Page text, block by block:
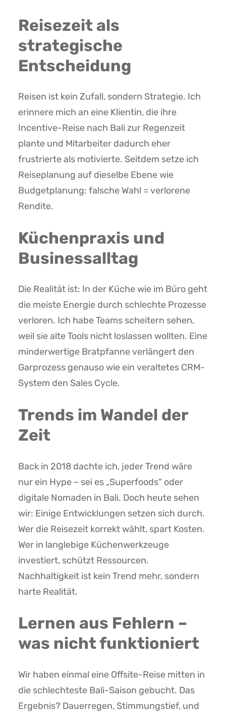
Reisezeit als
strategische
Entscheidung
Reisen ist kein Zufall, sondern Strategie. Ich
erinnere mich an eine Klientin, die ihre
Incentive-Reise nach Bali zur Regenzeit
plante und Mitarbeiter dadurch eher
frustrierte als motivierte. Seitdem setze ich
Reiseplanung auf dieselbe Ebene wie
Budgetplanung: falsche Wahl = verlorene
Rendite.
Küchenpraxis und
Businessalltag
Die Realität ist: In der Küche wie im Büro geht
die meiste Energie durch schlechte Prozesse
verloren. Ich habe Teams scheitern sehen,
weil sie alte Tools nicht loslassen wollten. Eine
minderwertige Bratpfanne verlängert den
Garprozess genauso wie ein veraltetes CRM-
System den Sales Cycle.
Trends im Wandel der
Zeit
Back in 2018 dachte ich, jeder Trend wäre
nur ein Hype – sei es „Superfoods“ oder
digitale Nomaden in Bali. Doch heute sehen
wir: Einige Entwicklungen setzen sich durch.
Wer die Reisezeit korrekt wählt, spart Kosten.
Wer in langlebige Küchenwerkzeuge
investiert, schützt Ressourcen.
Nachhaltigkeit ist kein Trend mehr, sondern
harte Realität.
Lernen aus Fehlern –
was nicht funktioniert
Wir haben einmal eine Offsite-Reise mitten in
die schlechteste Bali-Saison gebucht. Das
Ergebnis? Dauerregen, Stimmungstief, und